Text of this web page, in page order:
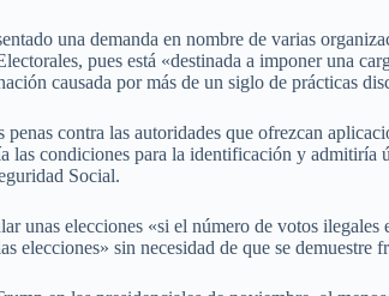
una demanda en nombre de varias
pues está «destinada a imponer una
causada por más de un siglo de prácticas
contra las autoridades que ofrezcan
las condiciones para la identificación y admitiría
Social.
unas elecciones «si el número de votos
elecciones» sin necesidad de que se demuestre